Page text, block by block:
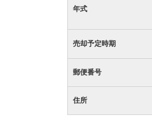
年式
売却予定時期
郵便番号
住所